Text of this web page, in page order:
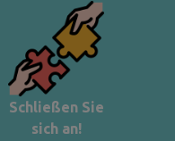
Schließen Sie
sich an!